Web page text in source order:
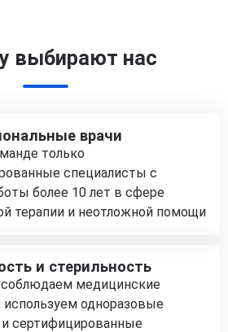
выбирают нас
врачи
только
специалисты с
более 10 лет в сфере
терапии и неотложной помощи
и стерильность
медицинские
используем одноразовые
сертифицированные